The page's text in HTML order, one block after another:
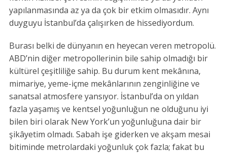
yapılanmasında az ya da çok bir etkim olmasıdır. Aynı
duyguyu İstanbul’da çalışırken de hissediyordum.
Burası belki de dünyanın en heyecan veren metropolü.
ABD’nin diğer metropollerinin bile sahip olmadığı bir
kültürel çeşitliliğe sahip. Bu durum kent mekânına,
mimariye, yeme-içme mekânlarının zenginliğine ve
sanatsal atmosfere yansıyor. İstanbul’da on yıldan
fazla yaşamış ve kentsel yoğunluğun ne olduğunu iyi
bilen biri olarak New York’un yoğunluğuna dair bir
şikâyetim olmadı. Sabah işe giderken ve akşam mesai
bitiminde metrolardaki yoğunluk çok fazla; fakat bu